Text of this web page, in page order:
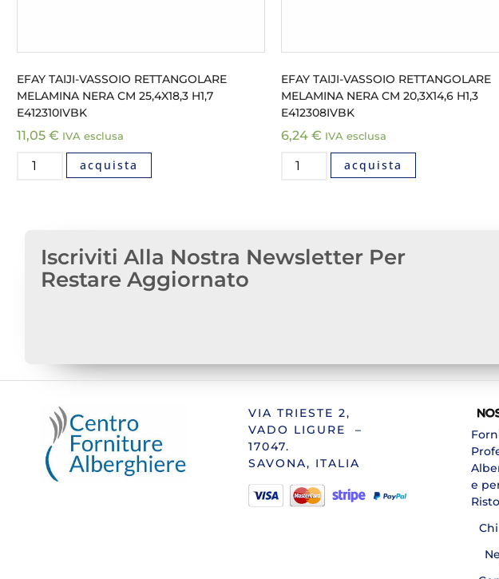
EFAY TAIJI-VASSOIO RETTANGOLARE
MELAMINA NERA CM 25,4X18,3 H1,7
E412310IVBK
11,05 € IVA esclusa
acquista
EFAY TAIJI-VASSOIO RETTANGOLARE
MELAMINA NERA CM 20,3X14,6 H1,3
E412308IVBK
6,24 € IVA esclusa
acquista
Iscriviti Alla Nostra Newsletter Per
Restare Aggiornato
VIA TRIESTE 2,
VADO LIGURE –
17047.
SAVONA, ITALIA
e